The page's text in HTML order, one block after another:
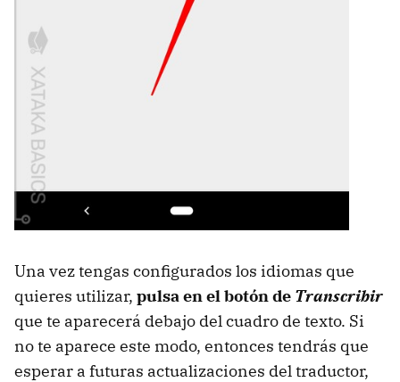
Una vez tengas configurados los idiomas que
quieres utilizar, pulsa en el botón de Transcribir
que te aparecerá debajo del cuadro de texto. Si
no te aparece este modo, entonces tendrás que
esperar a futuras actualizaciones del traductor,